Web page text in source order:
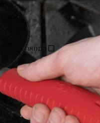
השוואה
400 ש״ח​ | *בין חדרה-גדרה בלבד | *באתר